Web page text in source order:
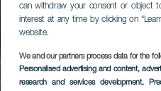
can withdraw your consent or object
interest at any time by clicking on
website.
We and our partners process data for the
Personalised advertising and content,
research and services development,